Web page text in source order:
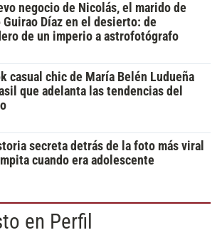
negocio de Nicolás, el marido de
Guirao Díaz en el desierto: de
de un imperio a astrofotógrafo
casual chic de María Belén Ludueña
que adelanta las tendencias del
secreta detrás de la foto más viral
cuando era adolescente
en Perfil